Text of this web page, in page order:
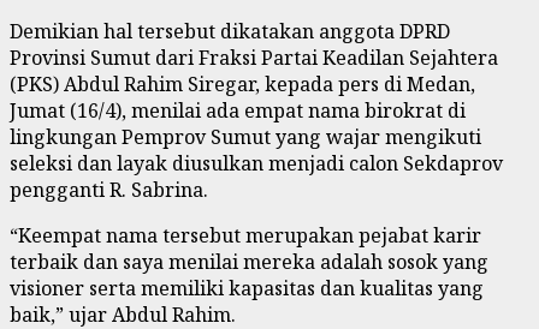
Demikian hal tersebut dikatakan anggota DPRD
Provinsi Sumut dari Fraksi Partai Keadilan Sejahtera
(PKS) Abdul Rahim Siregar, kepada pers di Medan,
Jumat (16/4), menilai ada empat nama birokrat di
lingkungan Pemprov Sumut yang wajar mengikuti
seleksi dan layak diusulkan menjadi calon Sekdaprov
pengganti R. Sabrina.
“Keempat nama tersebut merupakan pejabat karir
terbaik dan saya menilai mereka adalah sosok yang
visioner serta memiliki kapasitas dan kualitas yang
baik,” ujar Abdul Rahim.